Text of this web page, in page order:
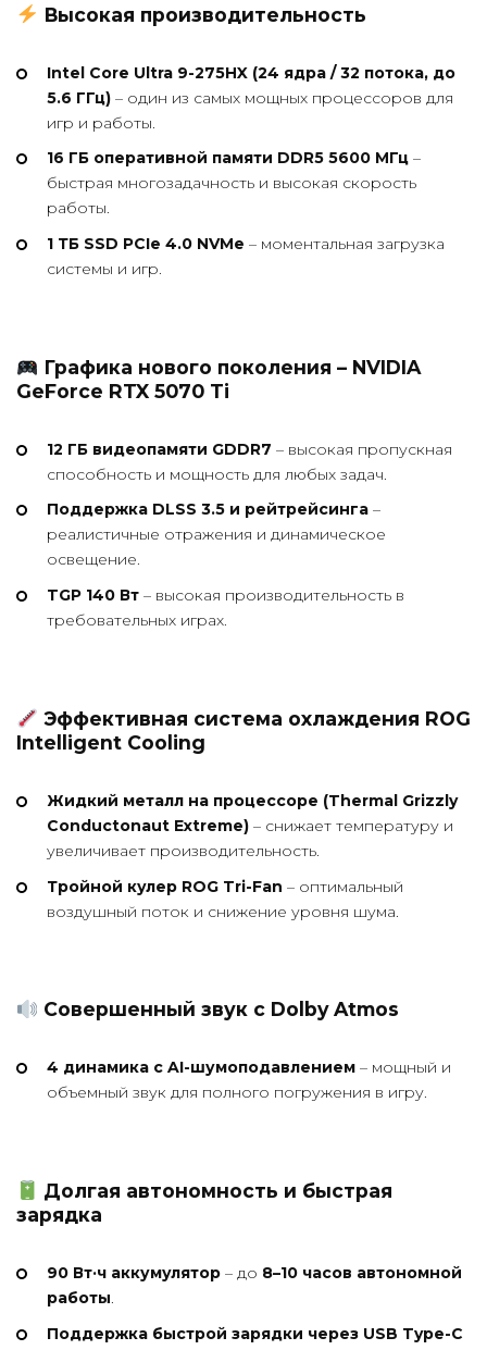
Высокая производительность
Intel Core Ultra 9-275HX (24 ядра / 32 потока, до
5.6 ГГц) – один из самых мощных процессоров для
игр и работы.
16 ГБ оперативной памяти DDR5 5600 МГц –
быстрая многозадачность и высокая скорость
работы.
1 ТБ SSD PCIe 4.0 NVMe – моментальная загрузка
системы и игр.
Графика нового поколения – NVIDIA
GeForce RTX 5070 Ti
12 ГБ видеопамяти GDDR7 – высокая пропускная
способность и мощность для любых задач.
Поддержка DLSS 3.5 и рейтрейсинга –
реалистичные отражения и динамическое
освещение.
TGP 140 Вт – высокая производительность в
требовательных играх.
Эффективная система охлаждения ROG
Intelligent Cooling
Жидкий металл на процессоре (Thermal Grizzly
Conductonaut Extreme) – снижает температуру и
увеличивает производительность.
Тройной кулер ROG Tri-Fan – оптимальный
воздушный поток и снижение уровня шума.
Совершенный звук с Dolby Atmos
4 динамика с AI-шумоподавлением – мощный и
объемный звук для полного погружения в игру.
Долгая автономность и быстрая
зарядка
90 Вт·ч аккумулятор – до 8–10 часов автономной
работы.
Поддержка быстрой зарядки через USB Type-C